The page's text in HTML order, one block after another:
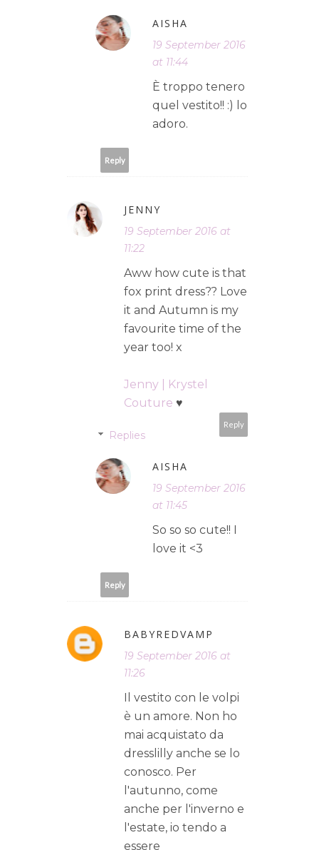
AISHA
19 September 2016
at 11:44
È troppo tenero
quel vestito!! :) lo
adoro.
Reply
JENNY
19 September 2016 at
11:22
Aww how cute is that
fox print dress?? Love
it and Autumn is my
favourite time of the
year too! x
Jenny | Krystel
Couture ♥
Reply
Replies
AISHA
19 September 2016
at 11:45
So so so cute!! I
love it <3
Reply
BABYREDVAMP
19 September 2016 at
11:26
Il vestito con le volpi
è un amore. Non ho
mai acquistato da
dresslilly anche se lo
conosco. Per
l'autunno, come
anche per l'inverno e
l'estate, io tendo a
essere